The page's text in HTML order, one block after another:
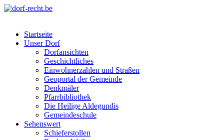
Skip
Startseite
Unser Dorf
Dorfansichten
Geschichtliches
Einwohnerzahlen und Straßen
Geoportal der Gemeinde
Denkmäler
Pfarrbibliothek
Die Heilige Aldegundis
Gemeindeschule
Sehenswert
Schieferstollen